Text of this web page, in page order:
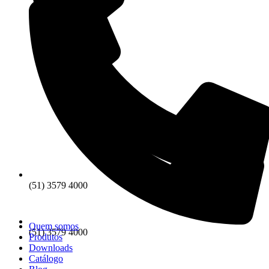
(51) 3579 4000
(51) 3579 4000
Quem somos
Produtos
Downloads
Catálogo